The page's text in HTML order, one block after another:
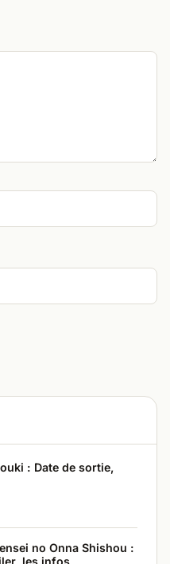
: Date de sortie,
no Onna Shishou :
les infos